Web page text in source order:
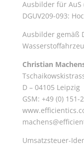
Ausbilder für AuS
DGUV209-093:
Ausbilder gemäß
Christian
D – 04105 Leipzig
GSM: +49 (0) 151-
Umsatzsteuer-